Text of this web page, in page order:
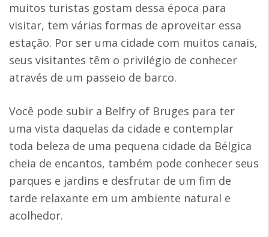
muitos turistas gostam dessa época para
visitar, tem várias formas de aproveitar essa
estação. Por ser uma cidade com muitos canais,
seus visitantes têm o privilégio de conhecer
através de um passeio de barco.
Você pode subir a Belfry of Bruges para ter
uma vista daquelas da cidade e contemplar
toda beleza de uma pequena cidade da Bélgica
cheia de encantos, também pode conhecer seus
parques e jardins e desfrutar de um fim de
tarde relaxante em um ambiente natural e
acolhedor.